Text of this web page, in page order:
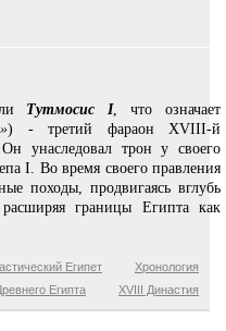
Тутмосис I, что означает
) - третий фараон XVIII-й
унаследовал трон у своего
I. Во время своего правления
походы, продвигаясь вглубь
границы Египта как
Хронология
Египет
XVIII Династия
Египта